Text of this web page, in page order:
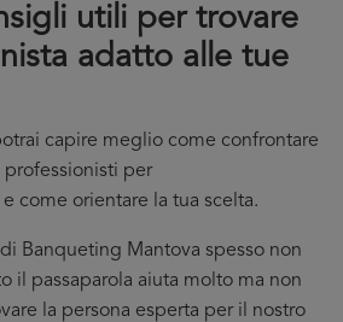
utili per trovare
adatto alle tue
capire meglio come confrontare
per
come orientare la tua scelta.
Banqueting Mantova spesso non
il passaparola aiuta molto ma non
la persona esperta per il nostro